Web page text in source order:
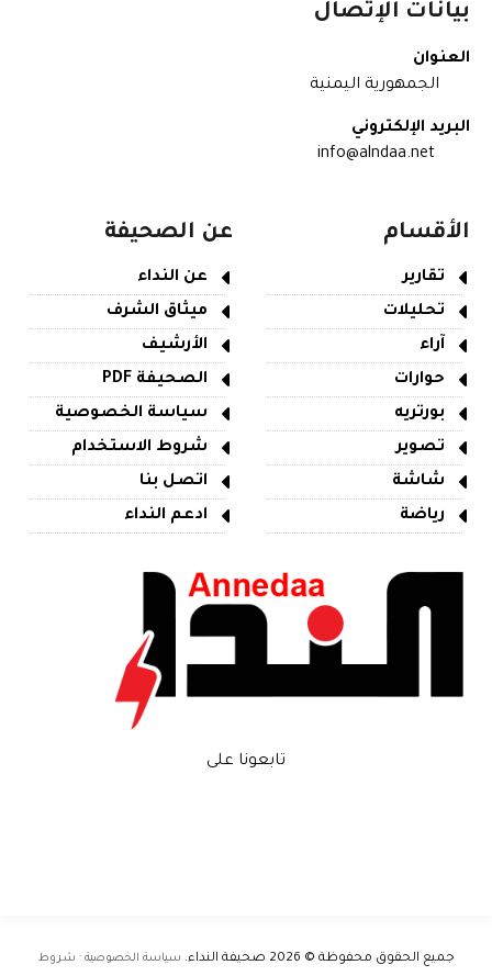
بيانات الإتصال
العنوان
الجمهورية اليمنية
البريد الإلكتروني
info@alndaa.net
الأقسام
تقارير
تحليلات
آراء
حوارات
بورتريه
تصوير
شاشة
رياضة
عن الصحيفة
عن النداء
ميثاق الشرف
الأرشيف
الصحيفة PDF
سياسة الخصوصية
شروط الاستخدام
اتصل بنا
ادعم النداء
تابعونا على
جميع الحقوق محفوظة © 2026 صحيفة النداء. سياسة الخصوصية · شروط